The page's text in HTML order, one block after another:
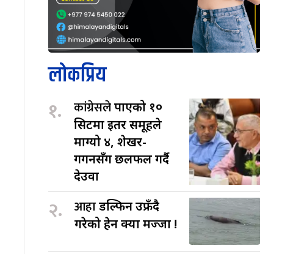
लोकप्रिय
१. कांग्रेसलेपाएको १०
सिटमा इतर समूहले
माग्यो ४, शेखर-
गगनसँग छलफल गर्दै
देउवा
२. आहाडल्फिन उफ्रँदै
गरेको हेर्न क्या मज्जा !